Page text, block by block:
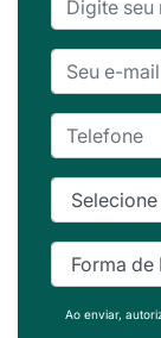
Ao enviar,